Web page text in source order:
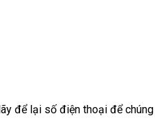
để lại số điện thoại để chúng